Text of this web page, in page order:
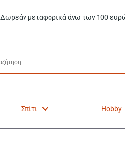
Δωρεάν μεταφορικά άνω των 100
Σπίτι Hobby